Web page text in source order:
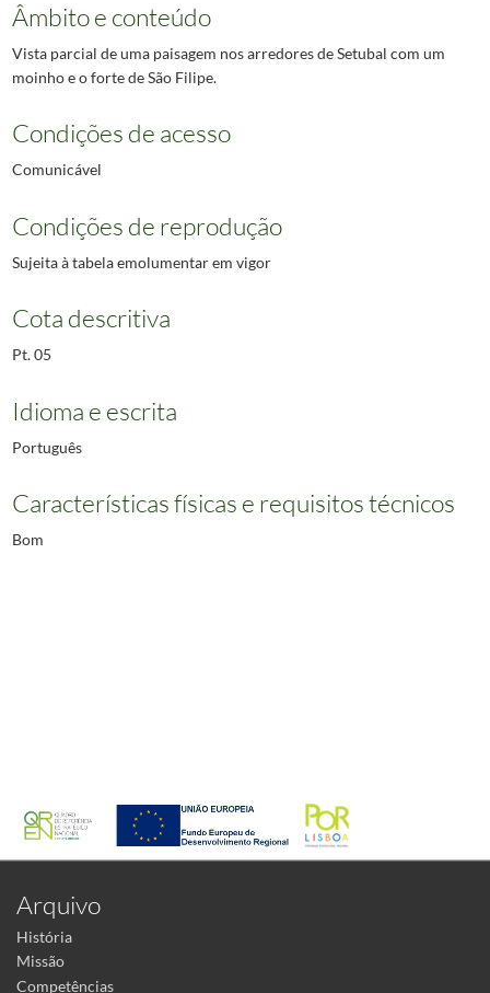
Âmbito e conteúdo
Vista parcial de uma paisagem nos arredores de Setubal com um
moinho e o forte de São Filipe.
Condições de acesso
Comunicável
Condições de reprodução
Sujeita à tabela emolumentar em vigor
Cota descritiva
Pt. 05
Idioma e escrita
Português
Características físicas e requisitos técnicos
Bom
Arquivo
História
Missão
Competências